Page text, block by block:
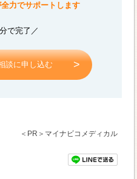
力でサポートします
で完了／
談に申し込む
＜PR＞マイナビコメディカル